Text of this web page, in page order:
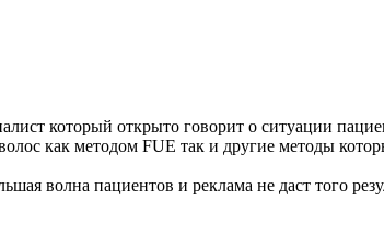
который открыто говорит о ситуации
как методом FUE так и другие методы
волна пациентов и реклама не даст того